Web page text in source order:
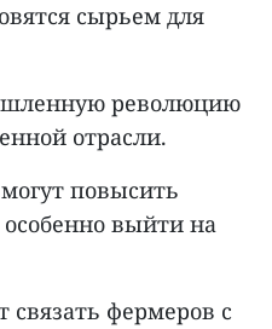
сырьем для
революцию
отрасли.
повысить
выйти на
фермеров с